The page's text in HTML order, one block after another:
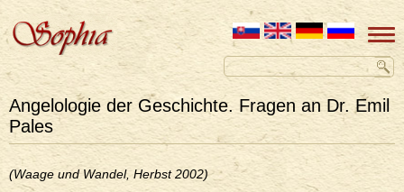
Angelologie der Geschichte. Fragen an Dr. Emil
Pales
(Waage und Wandel, Herbst 2002)